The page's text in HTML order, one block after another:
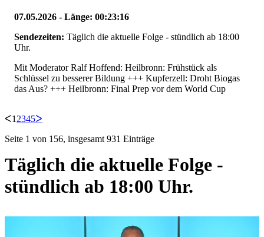
07.05.2026 - Länge: 00:23:16
Sendezeiten: Täglich die aktuelle Folge - stündlich ab 18:00
Uhr.
Mit Moderator Ralf Hoffend: Heilbronn: Frühstück als
Schlüssel zu besserer Bildung +++ Kupferzell: Droht Biogas
das Aus? +++ Heilbronn: Final Prep vor dem World Cup
ᐸ1 2345ᐳ
Seite 1 von 156, insgesamt 931 Einträge
Täglich die aktuelle Folge -
stündlich ab 18:00 Uhr.